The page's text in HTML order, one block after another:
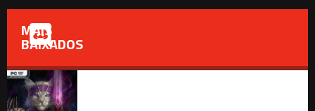
MAIS
BAIXADOS